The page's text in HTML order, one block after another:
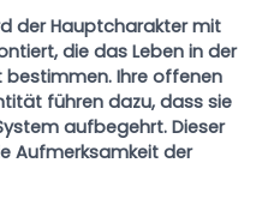
der Hauptcharakter mit
die das Leben in der
Ihre offenen
führen dazu, dass sie
aufbegehrt.Dieser
Aufmerksamkeit der